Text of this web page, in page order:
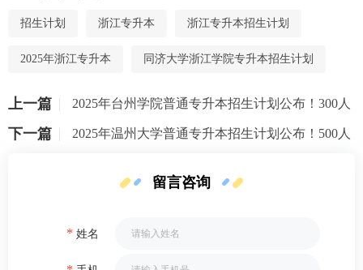
招生计划 浙江专升本 浙江专升本招生计划
2025年浙江专升本 同济大学浙江学院专升本招生计划
上一篇 2025年台州学院普通专升本招生计划公布！300人
下一篇 2025年温州大学普通专升本招生计划公布！500人
留言咨询
* 姓名